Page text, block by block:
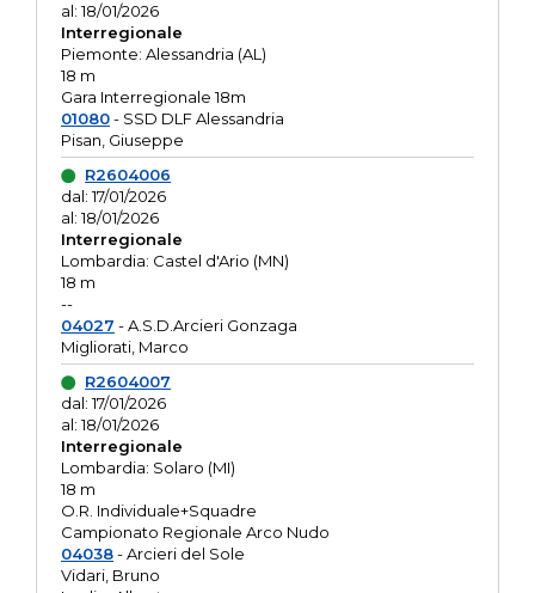
al: 18/01/2026
Interregionale
Piemonte: Alessandria (AL)
18 m
Gara Interregionale 18m
01080- SSD DLF Alessandria
Pisan, Giuseppe
R2604006
dal: 17/01/2026
al: 18/01/2026
Interregionale
Lombardia: Castel d'Ario (MN)
18 m
--
04027 - A.S.D.Arcieri Gonzaga
Migliorati, Marco
R2604007
dal: 17/01/2026
al: 18/01/2026
Interregionale
Lombardia: Solaro (MI)
18 m
O.R. Individuale+Squadre
Campionato Regionale Arco Nudo
04038- Arcieri del Sole
Vidari, Bruno